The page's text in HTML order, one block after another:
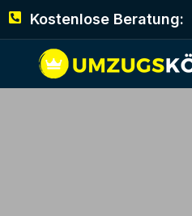
Kostenlose Beratung: